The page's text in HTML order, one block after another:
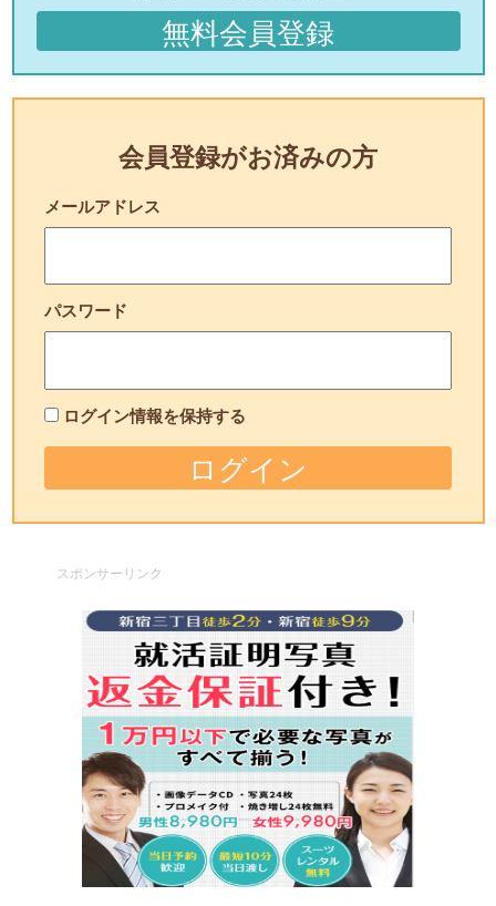
無料会員登録
会員登録がお済みの方
メールアドレス
パスワード
ログイン情報を保持する
スポンサーリンク